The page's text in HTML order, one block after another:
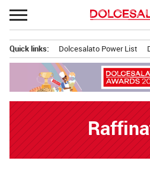
Passa
al
principale
Quick links: Dolcesalato Power List